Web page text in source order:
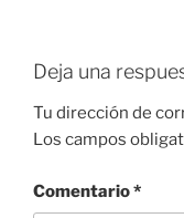
Deja una
Tu dirección de
Los campos
Comentario*